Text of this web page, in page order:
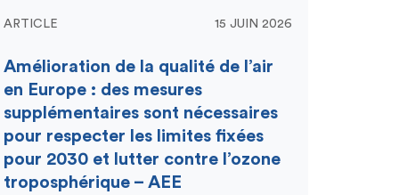
ARTICLE 15 JUIN 2026
Amélioration de la qualité de l’air
en Europe : des mesures
supplémentaires sont nécessaires
pour respecter les limites fixées
pour 2030 et lutter contre l’ozone
troposphérique – AEE